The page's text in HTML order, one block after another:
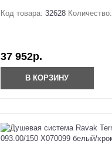
Код товара: 32628 Количество:
37 952р.
В КОРЗИНУ